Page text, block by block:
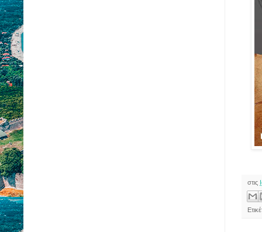
στις